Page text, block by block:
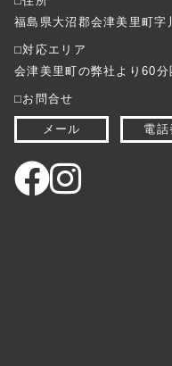
福島県大沼郡会津美里町字
⬜︎対応エリア
会津美里町の弊社より60分
⬜︎お問合せ
メール 電